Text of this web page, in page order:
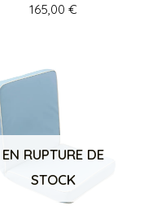
165,00 €
EN RUPTURE DE
STOCK